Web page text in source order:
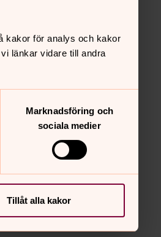
kakor för analys och kakor
länkar vidare till andra
Marknadsföring och
sociala medier
Tillåt alla kakor